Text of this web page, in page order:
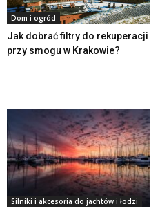
Dom i ogród
Jak dobrać filtry do rekuperacji
przy smogu w Krakowie?
Silniki i akcesoria do jachtów i łodzi